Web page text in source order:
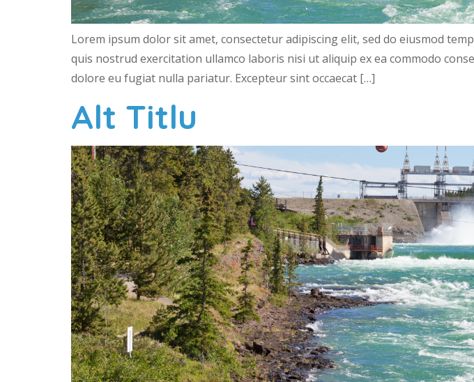
Lorem ipsum dolor sit amet, consectetur adipiscing elit, sed do eiusmod
quis nostrud exercitation ullamco laboris nisi ut aliquip ex ea commodo
dolore eu fugiat nulla pariatur. Excepteur sint occaecat […]
Alt Titlu